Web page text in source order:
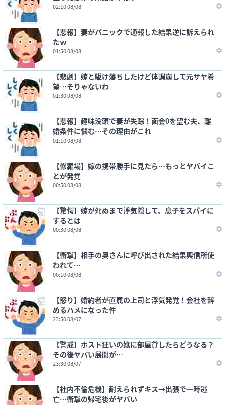
02:10 08/08
【悲報】妻がパニックで通報した結果逆に訴えられ
たｗ
01:50 08/08
【悲劇】嫁と駆け落ちしたけど体調崩して元サヤ希
望…そりゃないわ
01:30 08/08
【悲報】趣味没頭で妻が失踪！面会0を望む夫、離
婚条件に悩む…その理由がこれ
01:10 08/08
【修羅場】嫁の携帯勝手に見たら…もっとヤバイこ
とが発覚
00:50 08/08
【驚愕】嫁がﾀﾋぬまで浮気隠して、息子をスパイに
するとは
00:30 08/08
【衝撃】相手の奥さんに呼び出された結果興信所使
われて…
00:10 08/08
【怒り】婚約者が直属の上司と浮気発覚！会社を辞
めるハメになった件
23:50 08/07
【警戒】ホスト狂いの嬢に部屋貸したらどうなる？
その後ヤバい展開が…
23:30 08/07
【社内不倫危機】耐えられずキス→出張で一時逃
亡…衝撃の帰宅後がヤバい